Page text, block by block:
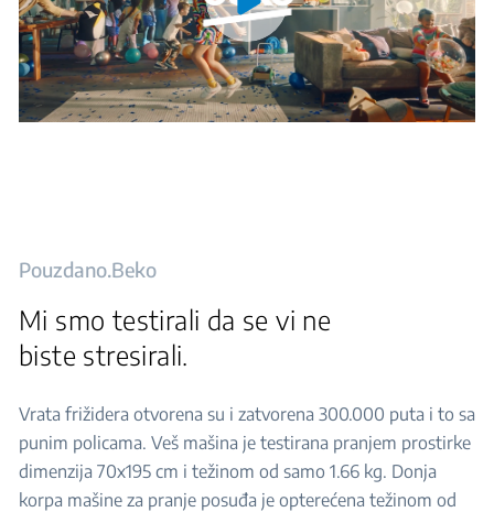
Pouzdano.Beko
Mi smo testirali da se vi ne
biste stresirali.
Vrata frižidera otvorena su i zatvorena 300.000 puta i to sa
punim policama. Veš mašina je testirana pranjem prostirke
dimenzija 70x195 cm i težinom od samo 1.66 kg. Donja
korpa mašine za pranje posuđa je opterećena težinom od